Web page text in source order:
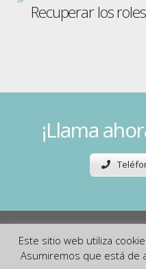
Recuperar los
¡Llama
Este sitio web utiliza
Asumiremos que está de